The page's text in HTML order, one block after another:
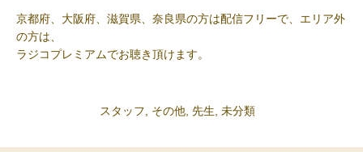
京都府、大阪府、滋賀県、奈良県の方は配信フリーで、エリア外
の方は、
ラジコプレミアムでお聴き頂けます。
スタッフ その他 先生 未分類